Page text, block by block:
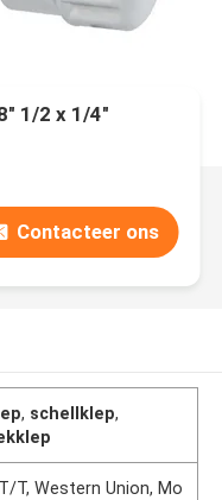
1/2 x 1/4"
Contacteer ons
, schellklep,
T, Western Union, Mo